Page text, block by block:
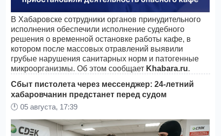
В Хабаровске сотрудники органов принудительного
исполнения обеспечили исполнение судебного
решения о временной остановке работы кафе, в
котором после массовых отравлений выявили
грубые нарушения санитарных норм и патогенные
микроорганизмы. Об этом сообщает Khabara.ru.
Сбыт пистолета через мессенджер: 24-летний
хабаровчанин предстанет перед судом
🕛05 августа, 17:39